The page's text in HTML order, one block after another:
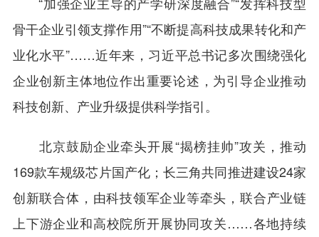
骨干企业引领支撑作用”“不断提高科技成果转化和产
业化水平”……近年来，习近平总书记多次围绕强化
企业创新主体地位作出重要论述，为引导企业推动
科技创新、产业升级提供科学指引。
北京鼓励企业牵头开展“揭榜挂帅”攻关，推动
169款车规级芯片国产化；长三角共同推进建设24家
创新联合体，由科技领军企业等牵头，联合产业链
上下游企业和高校院所开展协同攻关……各地持续